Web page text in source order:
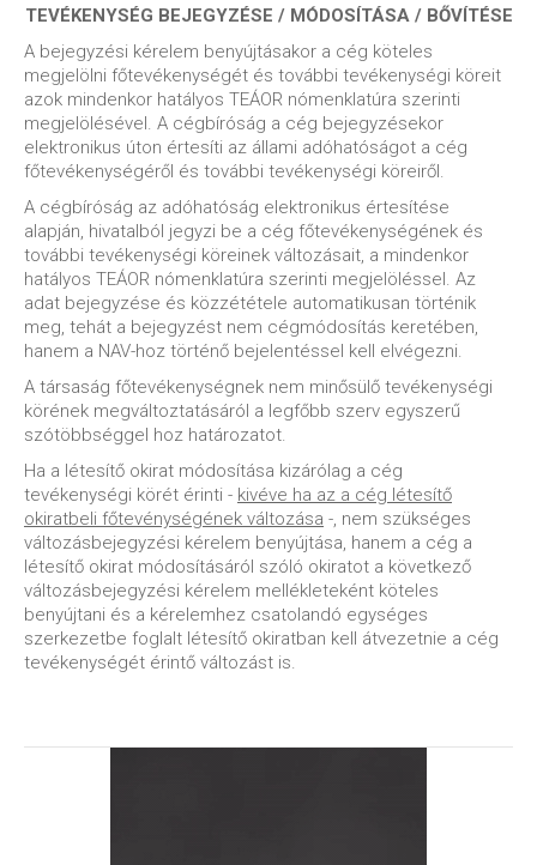
TEVÉKENYSÉG BEJEGYZÉSE / MÓDOSÍTÁSA / BŐVÍTÉSE
A bejegyzési kérelem benyújtásakor a cég köteles
megjelölni főtevékenységét és további tevékenységi köreit
azok mindenkor hatályos TEÁOR nómenklatúra szerinti
megjelölésével. A cégbíróság a cég bejegyzésekor
elektronikus úton értesíti az állami adóhatóságot a cég
főtevékenységéről és további tevékenységi köreiről.
A cégbíróság az adóhatóság elektronikus értesítése
alapján, hivatalból jegyzi be a cég főtevékenységének és
további tevékenységi köreinek változásait, a mindenkor
hatályos TEÁOR nómenklatúra szerinti megjelöléssel. Az
adat bejegyzése és közzététele automatikusan történik
meg, tehát a bejegyzést nem cégmódosítás keretében,
hanem a NAV-hoz történő bejelentéssel kell elvégezni.
A társaság főtevékenységnek nem minősülő tevékenységi
körének megváltoztatásáról a legfőbb szerv egyszerű
szótöbbséggel hoz határozatot.
Ha a létesítő okirat módosítása kizárólag a cég
tevékenységi körét érinti - kivéve ha az a cég létesítő
okiratbeli főtevénységének változása -, nem szükséges
változásbejegyzési kérelem benyújtása, hanem a cég a
létesítő okirat módosításáról szóló okiratot a következő
változásbejegyzési kérelem mellékleteként köteles
benyújtani és a kérelemhez csatolandó egységes
szerkezetbe foglalt létesítő okiratban kell átvezetnie a cég
tevékenységét érintő változást is.